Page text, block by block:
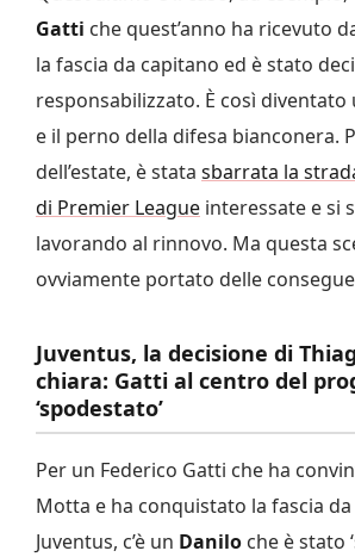
Gatti che quest’anno ha ricevuto
la fascia da capitano ed è stato
responsabilizzato. È così diventato
e il perno della difesa bianconera.
dell’estate, è stata sbarrata la
di Premier League interessate e si
lavorando al rinnovo. Ma questa
ovviamente portato delle
Juventus, la decisione di
chiara: Gatti al centro del
‘spodestato’
Per un Federico Gatti che ha
Motta e ha conquistato la fascia
Juventus, c’è un Danilo che è stato